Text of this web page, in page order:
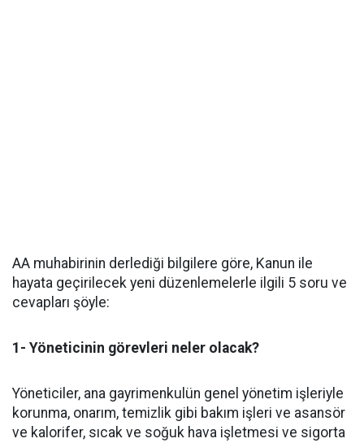
AA muhabirinin derlediği bilgilere göre, Kanun ile
hayata geçirilecek yeni düzenlemelerle ilgili 5 soru ve
cevapları şöyle:
1- Yöneticinin görevleri neler olacak?
Yöneticiler, ana gayrimenkulün genel yönetim işleriyle
korunma, onarım, temizlik gibi bakım işleri ve asansör
ve kalorifer, sıcak ve soğuk hava işletmesi ve sigorta